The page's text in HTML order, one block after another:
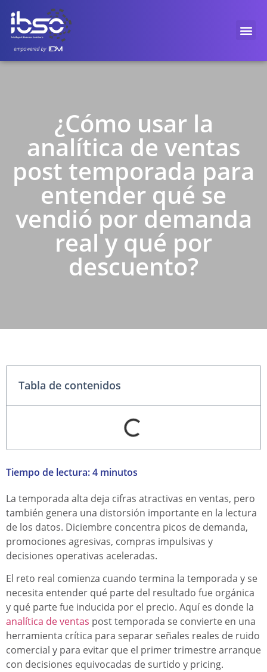
¿Cómo usar la
analítica de ventas
post temporada para
entender qué se
vendió por demanda
real y qué por
descuento?
Tabla de contenidos
Tiempo de lectura:4 minutos
La temporada alta deja cifras atractivas en ventas, pero
también genera una distorsión importante en la lectura
de los datos. Diciembre concentra picos de demanda,
promociones agresivas, compras impulsivas y
decisiones operativas aceleradas.
El reto real comienza cuando termina la temporada y se
necesita entender qué parte del resultado fue orgánica
y qué parte fue inducida por el precio. Aquí es donde la
analítica de ventas post temporada se convierte en una
herramienta crítica para separar señales reales de ruido
comercial y para evitar que el primer trimestre arranque
con decisiones equivocadas de surtido y pricing.